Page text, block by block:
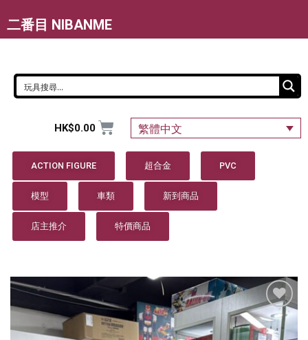
二番目 NIBANME
HK$0.00 繁體中文
ACTION FIGURE 超合金 PVC
模型 車類 新到商品
店主推介 特價商品